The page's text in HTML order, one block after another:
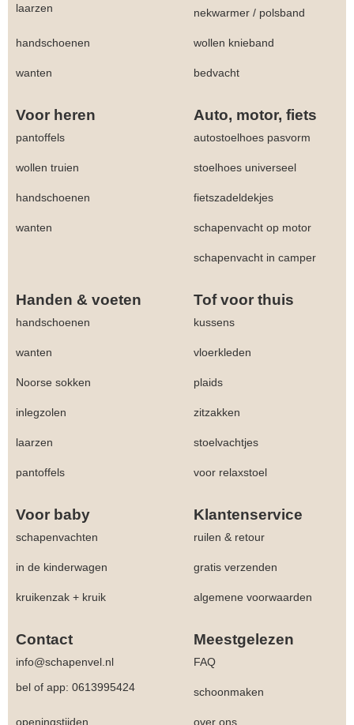
laarzen nekwarmer / polsband
handschoenen wollen knieband
wanten bedvacht
Voor heren Auto, motor, fiets
pantoffels autostoelhoes pasvorm
wollen truien stoelhoes universeel
handschoenen fietszadeldekjes
wanten schapenvacht op motor
schapenvacht in camper
Handen & voeten Tof voor thuis
handschoenen kussens
wanten vloerkleden
Noorse sokken plaids
inlegzolen zitzakken
laarzen stoelvachtjes
pantoffels voor relaxstoel
Voor baby Klantenservice
schapenvachten ruilen & retour
in de kinderwagen gratis verzenden
kruikenzak + kruik algemene voorwaarden
Contact Meestgelezen
info@schapenvel.nl
FAQ
bel of app: 0613995424
schoonmaken
openingstijden over ons